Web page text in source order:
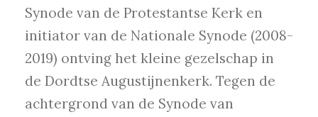
Synode van de Protestantse Kerk en
initiator van de Nationale Synode (2008-
2019) ontving het kleine gezelschap in
de Dordtse Augustijnenkerk. Tegen de
achtergrond van de Synode van